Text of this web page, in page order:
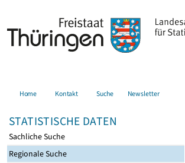
Home Kontakt Suche Newsletter
STATISTISCHE DATEN
Sachliche Suche
Regionale Suche